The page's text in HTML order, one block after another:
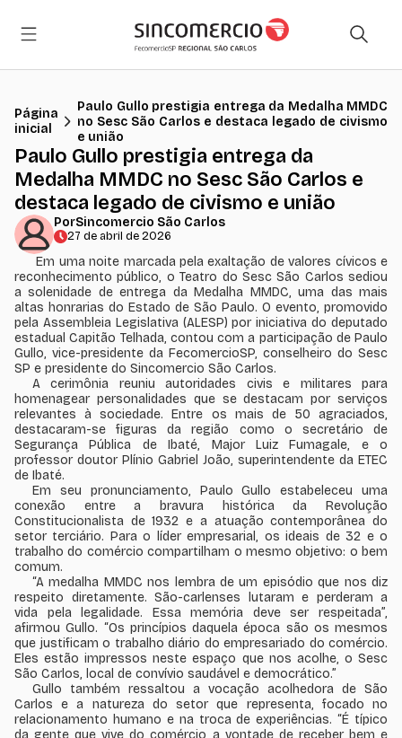
Página
inicial
Paulo Gullo prestigia entrega da Medalha MMDC
no Sesc São Carlos e destaca legado de civismo
e união
Paulo Gullo prestigia entrega da
Medalha MMDC no Sesc São Carlos e
destaca legado de civismo e união
PorSincomercio São Carlos
27 de abril de 2026
Em uma noite marcada pela exaltação de valores cívicos e
reconhecimento público, o Teatro do Sesc São Carlos sediou
a solenidade de entrega da Medalha MMDC, uma das mais
altas honrarias do Estado de São Paulo. O evento, promovido
pela Assembleia Legislativa (ALESP) por iniciativa do deputado
estadual Capitão Telhada, contou com a participação de Paulo
Gullo, vice-presidente da FecomercioSP, conselheiro do Sesc
SP e presidente do Sincomercio São Carlos.
A cerimônia reuniu autoridades civis e militares para
homenagear personalidades que se destacam por serviços
relevantes à sociedade. Entre os mais de 50 agraciados,
destacaram-se figuras da região como o secretário de
Segurança Pública de Ibaté, Major Luiz Fumagale, e o
professor doutor Plínio Gabriel João, superintendente da ETEC
de Ibaté.
Em seu pronunciamento, Paulo Gullo estabeleceu uma
conexão entre a bravura histórica da Revolução
Constitucionalista de 1932 e a atuação contemporânea do
setor terciário. Para o líder empresarial, os ideais de 32 e o
trabalho do comércio compartilham o mesmo objetivo: o bem
comum.
“A medalha MMDC nos lembra de um episódio que nos diz
respeito diretamente. São-carlenses lutaram e perderam a
vida pela legalidade. Essa memória deve ser respeitada”,
afirmou Gullo. “Os princípios daquela época são os mesmos
que justificam o trabalho diário do empresariado do comércio.
Eles estão impressos neste espaço que nos acolhe, o Sesc
São Carlos, local de convívio saudável e democrático.”
Gullo também ressaltou a vocação acolhedora de São
Carlos e a natureza do setor que representa, focado no
relacionamento humano e na troca de experiências. “É típico
da gente que vive do comércio a vontade de receber bem e